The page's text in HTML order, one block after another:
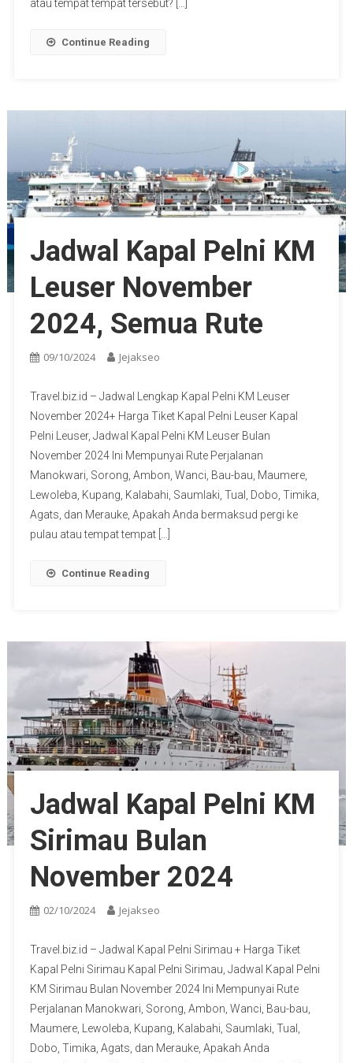
atau tempat tempat tersebut? […]
Continue Reading
Jadwal Kapal Pelni KM
Leuser November
2024, Semua Rute
09/10/2024 Jejakseo
Travel.biz.id – Jadwal Lengkap Kapal Pelni KM Leuser
November 2024+ Harga Tiket Kapal Pelni Leuser Kapal
Pelni Leuser, Jadwal Kapal Pelni KM Leuser Bulan
November 2024 Ini Mempunyai Rute Perjalanan
Manokwari, Sorong, Ambon, Wanci, Bau-bau, Maumere,
Lewoleba, Kupang, Kalabahi, Saumlaki, Tual, Dobo, Timika,
Agats, dan Merauke, Apakah Anda bermaksud pergi ke
pulau atau tempat tempat […]
Continue Reading
Jadwal Kapal Pelni KM
Sirimau Bulan
November 2024
02/10/2024 Jejakseo
Travel.biz.id – Jadwal Kapal Pelni Sirimau + Harga Tiket
Kapal Pelni Sirimau Kapal Pelni Sirimau, Jadwal Kapal Pelni
KM Sirimau Bulan November 2024 Ini Mempunyai Rute
Perjalanan Manokwari, Sorong, Ambon, Wanci, Bau-bau,
Maumere, Lewoleba, Kupang, Kalabahi, Saumlaki, Tual,
Dobo, Timika, Agats, dan Merauke, Apakah Anda